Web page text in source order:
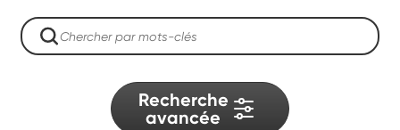
Recherche
avancée